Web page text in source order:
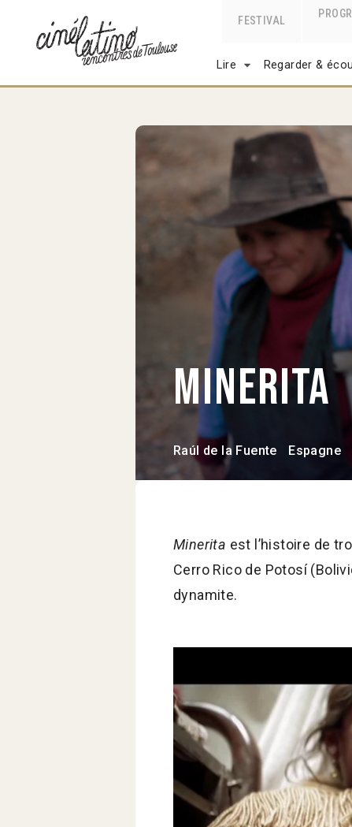
FESTIVAL
Lire Regarder &
Minerita
Raúl de la Fuente Espagne
Minerita est l’histoire de
Cerro Rico de Potosí
dynamite.